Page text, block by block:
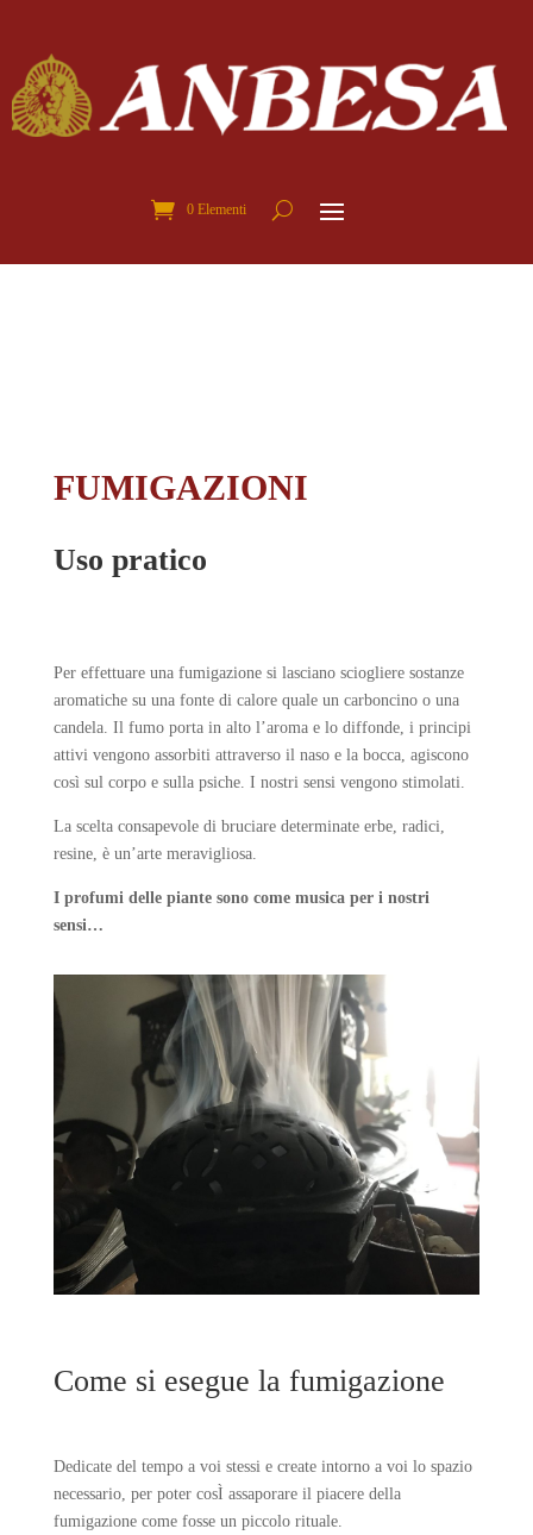
0 Elementi
FUMIGAZIONI
Uso pratico
Per effettuare una fumigazione si lasciano sciogliere sostanze
aromatiche su una fonte di calore quale un carboncino o una
candela. Il fumo porta in alto l’aroma e lo diffonde, i principi
attivi vengono assorbiti attraverso il naso e la bocca, agiscono
così sul corpo e sulla psiche. I nostri sensi vengono stimolati.
La scelta consapevole di bruciare determinate erbe, radici,
resine, è un’arte meravigliosa.
I profumi delle piante sono come musica per i nostri
sensi…
Come si esegue la fumigazione
Dedicate del tempo a voi stessi e create intorno a voi lo spazio
necessario, per poter cosÌ assaporare il piacere della
fumigazione come fosse un piccolo rituale.